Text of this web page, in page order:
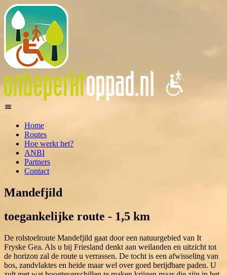
Home
Routes
Hoe werkt het?
ANBI
Partners
Contact
Mandefjild
toegankelijke route - 1,5 km
De rolstoelroute Mandefjild gaat door een natuurgebied van It
Fryske Gea. Als u bij Friesland denkt aan weilanden en uitzicht tot
de horizon zal de route u verrassen. De tocht is een afwisseling van
bos, zandvlaktes en heide maar wel over goed berijdbare paden. U